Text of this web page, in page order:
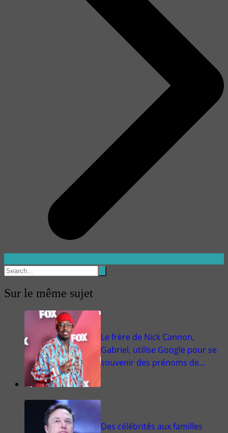
Sur le même sujet
Le frère de Nick Cannon,
Gabriel, utilise Google pour se
souvenir des prénoms de…
Des célébrités aux familles